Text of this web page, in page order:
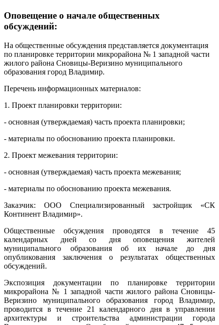
Оповещение о начале общественных
обсуждений:
На общественные обсуждения представляется документация
по планировке территории микрорайона № 1 западной части
жилого района Сновицы-Веризино муниципального
образования город Владимир.
Перечень информационных материалов:
1. Проект планировки территории:
- основная (утверждаемая) часть проекта планировки;
- материалы по обоснованию проекта планировки.
2. Проект межевания территории:
- основная (утверждаемая) часть проекта межевания;
- материалы по обоснованию проекта межевания.
Заказчик: ООО Специализированный застройщик «СК
Континент Владимир».
Общественные обсуждения проводятся в течение 45
календарных дней со дня оповещения жителей
муниципального образования об их начале до дня
опубликования заключения о результатах общественных
обсуждений.
Экспозиция документации по планировке территории
микрорайона № 1 западной части жилого района Сновицы-
Веризино муниципального образования город Владимир,
проводится в течение 21 календарного дня в управлении
архитектуры и строительства администрации города